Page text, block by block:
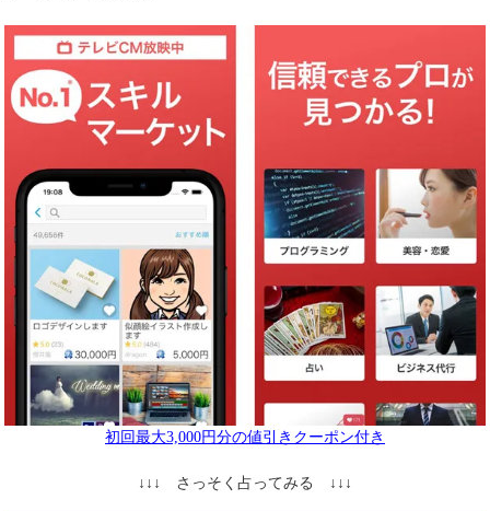
初回最大3,000円分の値引きクーポン付き
↓↓↓ さっそく占ってみる ↓↓↓